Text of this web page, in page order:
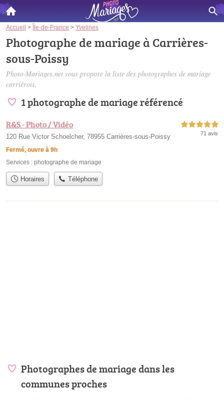
Accueil > Île-de-France > Yvelines
Photographe de mariage à Carrières-
sous-Poissy
Photo-Mariages.net vous propose la liste des photographes de mariage
carriérois.
1 photographe de mariage référencé
R&S - Photo / Vidéo
120 Rue Victor Schoelcher, 78955 Carrières-sous-Poissy
Fermé, ouvre à 9h
5,0 étoiles sur 5
71 avis
Services : photographe de mariage
Horaires Téléphone
Photographes de mariage dans les
communes proches